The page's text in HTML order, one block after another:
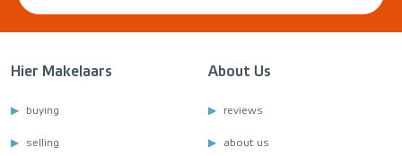
Hier Makelaars
buying
selling
About Us
reviews
about us